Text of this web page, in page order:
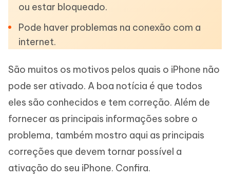
ou estar bloqueado.
Pode haver problemas na conexão com a
internet.
São muitos os motivos pelos quais o iPhone não
pode ser ativado. A boa notícia é que todos
eles são conhecidos e tem correção. Além de
fornecer as principais informações sobre o
problema, também mostro aqui as principais
correções que devem tornar possível a
ativação do seu iPhone. Confira.